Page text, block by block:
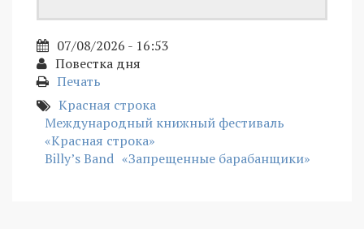
07/08/2026 - 16:53
Повестка дня
Печать
Красная строка
Международный книжный фестиваль
«Красная строка»
Billy’s Band «Запрещенные барабанщики»